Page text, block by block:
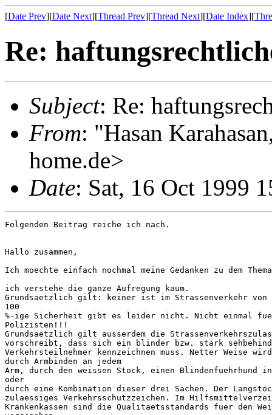
[Date Prev][Date Next][Thread Prev][Thread Next][Date Index][
Re:
Subject: Re:
From: "Hasan
home.de>
Date: Sat, 16 Oct 1999
Folgenden Beitrag reiche ich nach.
Hallo zusammen,
Ich moechte einfach nochmal meine Gedanken zu dem
ich verstehe die ganze Aufregung kaum.
Grundsaetzlich gilt: keiner ist im Strassenverkehr
100
%-ige Sicherheit gibt es leider nicht. Nicht einmal
Polizisten!!!
Grundsaetzlich gilt ausserdem die
vorschreibt, dass sich ein blinder bzw. stark
Verkehrsteilnehmer kennzeichnen muss. Netter Weise
durch Armbinden an jedem
Arm, durch den weissen Stock, einen Blindenfuehrhund
oder
durch eine Kombination dieser drei Sachen. Der
zulaessiges Verkehrsschutzzeichen. Im
Krankenkassen sind die Qualitaetsstandards fuer den